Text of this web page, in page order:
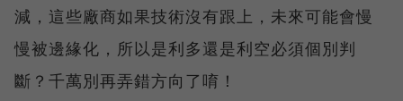
減，這些廠商如果技術沒有跟上，未來可能會慢
慢被邊緣化，所以是利多還是利空必須個別判
斷？千萬別再弄錯方向了唷！